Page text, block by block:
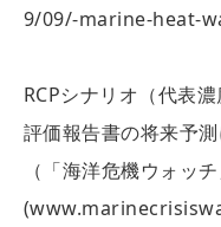
9/09/-marine-heat-
RCPシナリオ（代表
評価報告書の将来予
（「海洋危機ウォッチ